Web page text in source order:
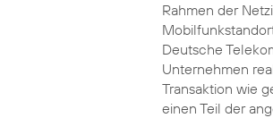
Rahmen der
Deutsche
Unternehmen
Transaktion wie
einen Teil der